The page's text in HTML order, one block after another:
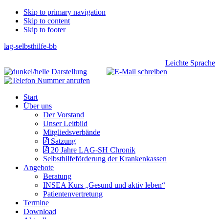
Skip
links
Skip to primary navigation
Skip to content
Skip to footer
lag-selbsthilfe-bb
Header
Right
Leichte Sprache
navigation
Start
Über uns
Der Vorstand
Unser Leitbild
Mitgliedsverbände
Satzung
20 Jahre LAG-SH Chronik
Selbsthilfeförderung der Krankenkassen
Angebote
Beratung
INSEA Kurs „Gesund und aktiv leben“
Patientenvertretung
Termine
Download